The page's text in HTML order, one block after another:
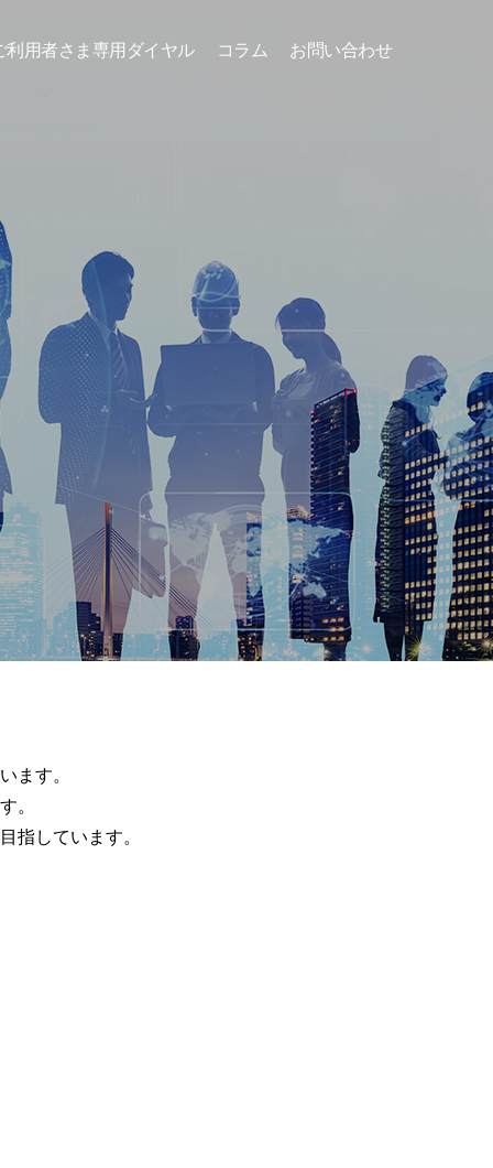
利用者さま専用ダイヤル コラム お問い合わせ
ます。
。
指しています。